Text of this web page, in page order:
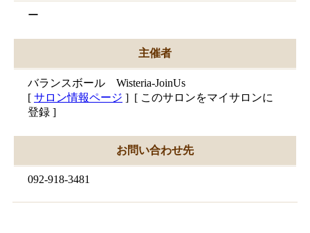
ー
主催者
バランスボール Wisteria-JoinUs
[ サロン情報ページ ] [ このサロンをマイサロンに
登録 ]
お問い合わせ先
092-918-3481